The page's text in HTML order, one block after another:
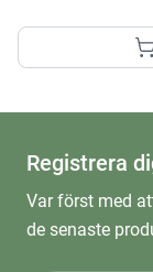
Registrera
Var först med
de senaste